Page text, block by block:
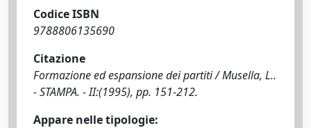
Codice ISBN
9788806135690
Citazione
Formazione ed espansione dei partiti / Musella, L..
- STAMPA. - II:(1995), pp. 151-212.
Appare nelle tipologie: